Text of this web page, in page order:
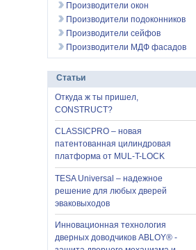
Производители окон
Производители подоконников
Производители сейфов
Производители МДФ фасадов
Статьи
Откуда ж ты пришел,
CONSTRUCT?
CLASSICPRO – новая
патентованная цилиндровая
платформа от MUL-T-LOCK
TESA Universal – надежное
решение для любых дверей
эваковыходов
Инновационная технология
дверных доводчиков ABLOY® -